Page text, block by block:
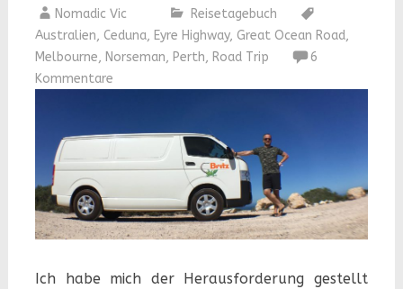
Nomadic Vic
Reisetagebuch
Australien, Ceduna, Eyre Highway, Great Ocean Road,
Melbourne, Norseman, Perth, Road Trip
6
Kommentare
Ich habe mich der Herausforderung gestellt